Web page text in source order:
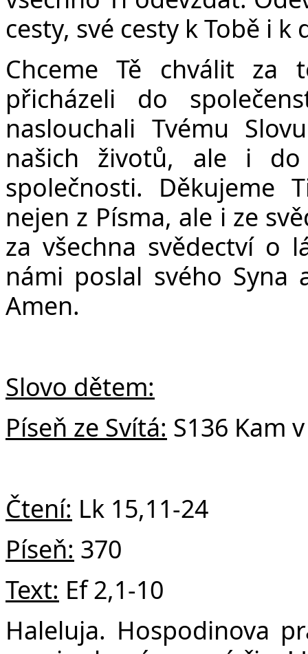
cesty, své cesty k Tobě i
Chceme Tě chválit za
přicházeli do
naslouchali Tvému
našich životů, ale i
společnosti. Děkujeme
nejen z Písma, ale i ze
za všechna svědectví o
námi poslal svého Syna
Amen.
Slovo dětem:
Píseň ze Svítá: S136 Kam
Čtení: Lk 15,11-24
Píseň: 370
Text: Ef2,1-10
Haleluja. Hospodinova